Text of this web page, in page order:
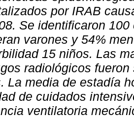
por IRAB
Se identificaron
varones y 54%
15 niños. Las
radiológicos
La media de estadía
de cuidados
ventilatoria